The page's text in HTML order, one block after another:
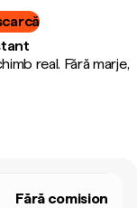
real. Fără marje,
Fără comision